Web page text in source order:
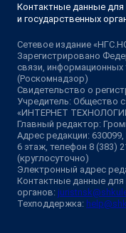
Контактные данные
и государственных
Сетевое издание
Зарегистрировано
связи, информационных
(Роскомнадзор)
Свидетельство о
Учредитель: Общество
«ИНТЕРНЕТ
Главный редактор:
Адрес редакции:
6 этаж, телефон 8 (383)
(круглосуточно)
Электронный адрес
Контактные данные
органов:
Техподдержка: